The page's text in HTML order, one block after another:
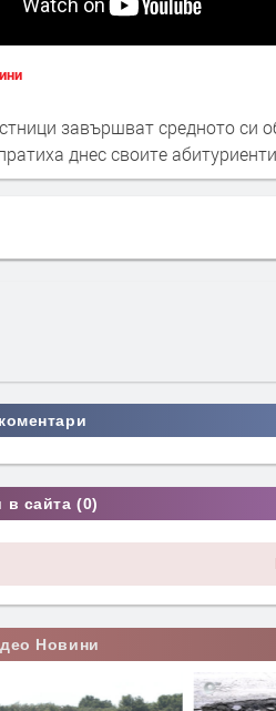
завършват средното си
днес своите
в сайта (0)
Новини